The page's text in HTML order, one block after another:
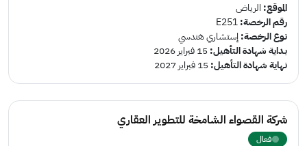
الموقع: الرياض
رقم الرخصة:E251
نوع الرخصة: إستشاري هندسي
بداية شهادة التأهيل:15 فبراير 2026
نهاية شهادة التأهيل:15 فبراير 2027
شركة القصواء الشامخة للتطوير العقاري
فعال